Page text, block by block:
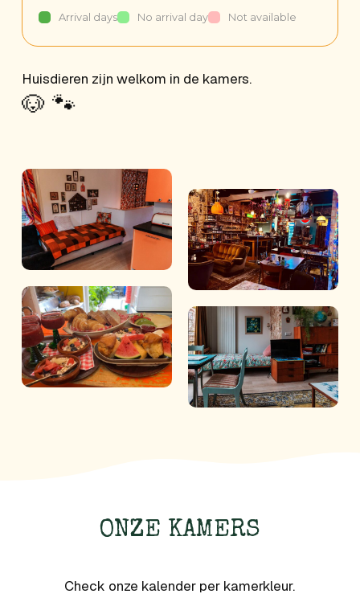
Arrival days No arrival day Not available
Huisdieren zijn welkom in de kamers.
🐶 🐾
ONZE KAMERS
Check onze kalender per kamerkleur.